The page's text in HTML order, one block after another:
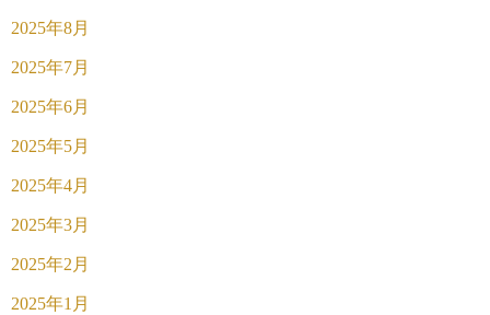
2025年8月
2025年7月
2025年6月
2025年5月
2025年4月
2025年3月
2025年2月
2025年1月